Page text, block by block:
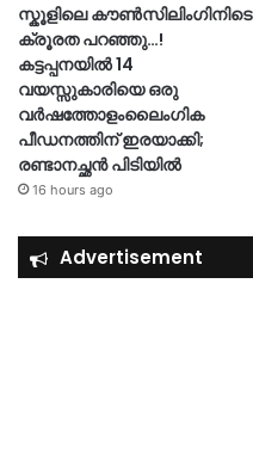
സ്കൂളിലെ കൗൺസിലിംഗിനിടെ
ക്രൂരത പറഞ്ഞു…!
കട്ടപ്പനയിൽ 14
വയസ്സുകാരിയെ ഒരു
വർഷത്തോളംലൈംഗിക
പീഡനത്തിന് ഇരയാക്കി;
രണ്ടാനച്ഛൻ പിടിയിൽ
16 hours ago
Advertisement